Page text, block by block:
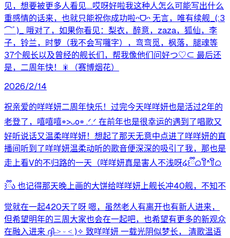
见，想要被更多人看见....哎呀好啦我这种人怎么可能写出什么
重感情的话来，也就只能祝你成功啦ᴖᗜᴖ 无言，唯有续舰_(:3
⌒ﾞ)_ 哦对了，如果你看见：梨衣，醉意，zaza，狐仙，李
子，铃兰，时萝（我不会写囖字），弯弯觅，枫落，腿魂等
37个舰长以及曾经的舰长们，帮我像他们问好つ♡⊂ 最后还
是，二周年快！🎇（赛博烟花）
2026/2/14
祝亲爱的咩咩妍二周年快乐！过完今天咩咩妍也是活过2年的
老登了，嘻嘻嘻⌯>ᴗo⌯ .ᐟ.ᐟ 在前年也是很幸运的遇到了唱歌又
好听说话又温柔咩咩妍！想起了那天无意中点进了咩咩妍的直
播间听到了咩咩妍温柔动听的歌音便深深的吸引了我，那也是
走上看V的不归路的一天（咩咩妍真是害人不浅呀໒꒰ྀིᜊ꒦ິ^꒦ິᜊ
꒱ྀིა 也记得那天晚上画的大饼给咩咩妍上舰长冲40舰，不知不
觉就在一起420天了呀 嗯，虽然老人有离开也有新人进来，
但希望明年的三周大家也会在一起吧，也希望有更多的新观众
在融入进来 ദ്ദി˶˃ ᵕ ˂ )✧ 致咩咩妍 一载光阴似梦长， 清歌温语